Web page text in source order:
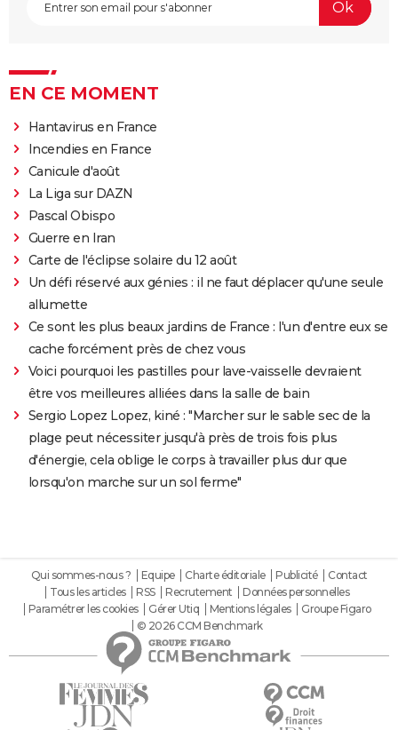
EN CE MOMENT
Hantavirus en France
Incendies en France
Canicule d'août
La Liga sur DAZN
Pascal Obispo
Guerre en Iran
Carte de l'éclipse solaire du 12 août
Un défi réservé aux génies : il ne faut déplacer qu'une seule
allumette
Ce sont les plus beaux jardins de France : l'un d'entre eux se
cache forcément près de chez vous
Voici pourquoi les pastilles pour lave-vaisselle devraient
être vos meilleures alliées dans la salle de bain
Sergio Lopez Lopez, kiné : "Marcher sur le sable sec de la
plage peut nécessiter jusqu'à près de trois fois plus
d'énergie, cela oblige le corps à travailler plus dur que
lorsqu'on marche sur un sol ferme"
Qui sommes-nous ? Equipe Charte éditoriale Publicité
Contact
Tous les articles
RSS Recrutement
Données personnelles
Paramétrer les cookies
Gérer Utiq Mentions légales
Groupe Figaro
© 2026 CCM Benchmark